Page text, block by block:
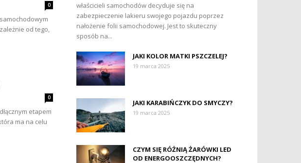
0
od tego,
0
etapem
ma na celu
właścicieli samochodów decyduje się na
zabezpieczenie lakieru swojego pojazdu poprzez
nałożenie folii samochodowej. Jest to skuteczny
sposób na...
JAKI KOLOR MATKI PSZCZELEJ?
19 marca 2025
JAKI KARABIŃCZYK DO SMYCZY?
19 marca 2025
CZYM SIĘ RÓŻNIĄ ŻARÓWKI LED
OD ENERGOOSZCZĘDNYCH?